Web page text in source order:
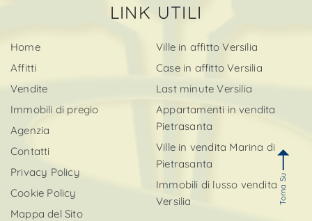
LINK UTILI
Home
Affitti
Vendite
Immobili di pregio
Agenzia
Contatti
Privacy Policy
Cookie Policy
Mappa del Sito
Ville in affitto Versilia
Case in affitto Versilia
Last minute Versilia
Appartamenti in vendita
Pietrasanta
Ville in vendita Marina di
Pietrasanta
Immobili di lusso vendita
Versilia
Torna Su